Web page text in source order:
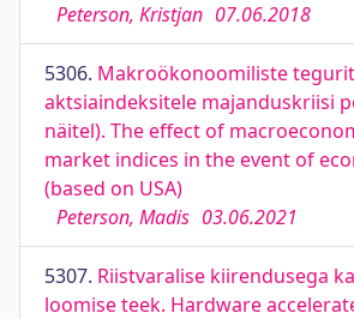
Peterson, Kristjan 07.06.2018
5306. Makroökonoomiliste
aktsiaindeksitele majanduskriisi
näitel). The effect of
market indices in the event of
(based on USA)
Peterson, Madis 03.06.2021
5307. Riistvaralise kiirendusega
loomise teek. Hardware